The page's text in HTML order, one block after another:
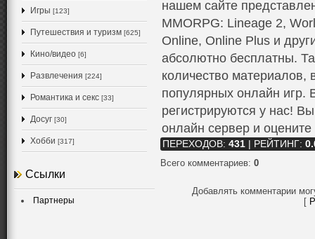
Игры [123]
Путешествия и туризм [625]
Кино/видео [6]
Развлечения [224]
Романтика и секс [33]
Досуг [30]
Хобби [317]
Ссылки
Партнеры
нашем сайте
MMORPG: Lineage 2,
Online, Online Plus и
абсолютно бесплатны.
количество материалов,
популярных онлайн игр.
регистрируются у нас!
онлайн сервер и
ПЕРЕХОДОВ: 431 РЕЙТИНГ:
Всего комментариев: 0
Добавлять комментарии
[